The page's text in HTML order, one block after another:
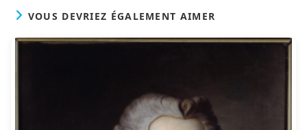
VOUS DEVRIEZ ÉGALEMENT AIMER